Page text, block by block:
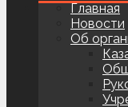
Главная
Новости
Об